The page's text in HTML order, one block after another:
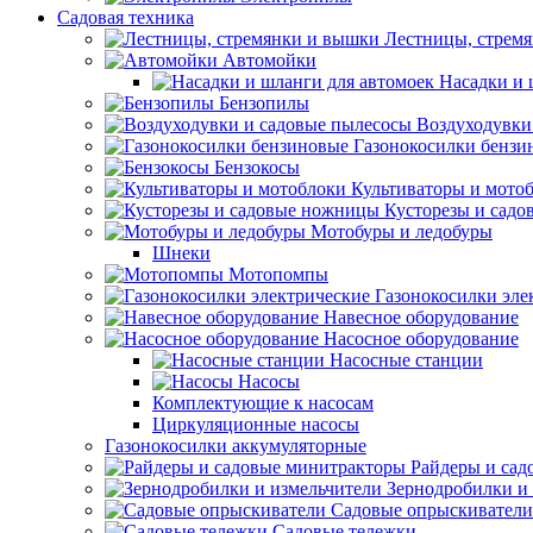
Садовая техника
Лестницы,
Автомойки
Насадки и
Бензопилы
Газонокосилки
Бензокосы
Культиваторы и
Кусторезы и
Мотобуры и ледобуры
Шнеки
Мотопомпы
Газонокосилки
Навесное оборудование
Насосное оборудование
Насосные станции
Насосы
Комплектующие к насосам
Циркуляционные насосы
Газонокосилки аккумуляторные
Райдеры и
Зернодробилки и
Садовые опрыскиватели